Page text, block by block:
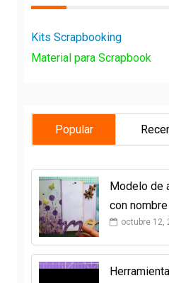
Kits Scrapbooking
Material para Scrapbook
Popular
Modelo de
con nombre
octubre 12,